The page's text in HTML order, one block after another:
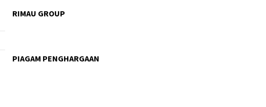
RIMAU GROUP
PIAGAM PENGHARGAAN